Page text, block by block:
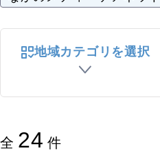
地域カテゴリを選択
全 24 件